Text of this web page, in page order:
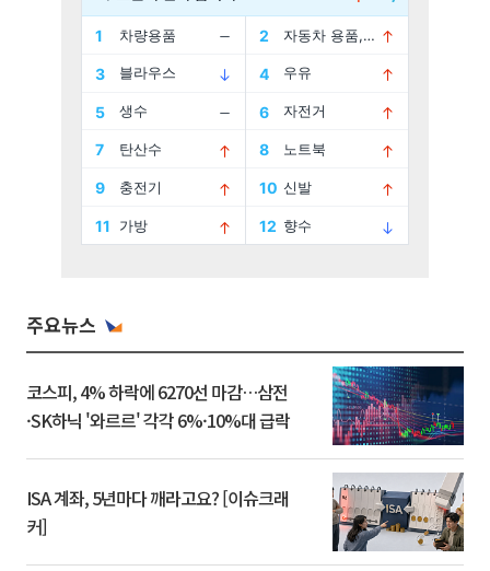
주요뉴스
코스피, 4% 하락에 6270선 마감…삼전
·SK하닉 '와르르' 각각 6%·10%대 급락
ISA 계좌, 5년마다 깨라고요? [이슈크래
커]